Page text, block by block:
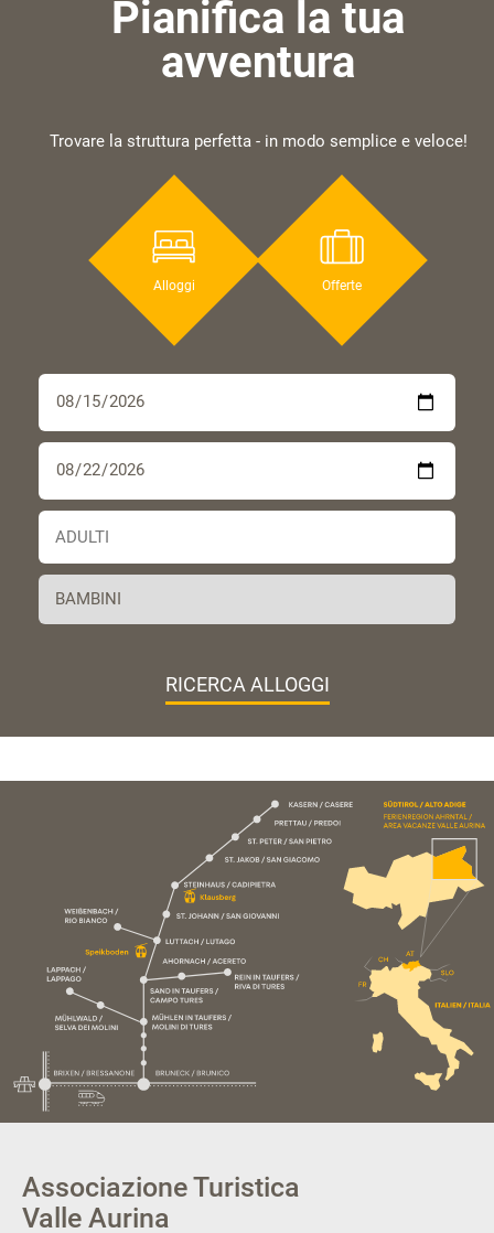
Pianifica la tua
avventura
Trovare la struttura perfetta - in modo semplice e veloce!
Alloggi Offerte
RICERCA ALLOGGI
Associazione Turistica
Valle Aurina